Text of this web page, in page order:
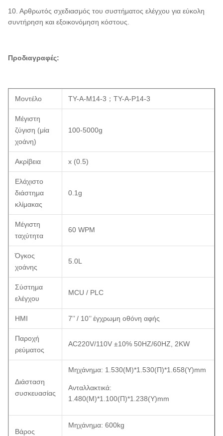
10. Αρθρωτός σχεδιασμός του συστήματος ελέγχου για εύκολη
συντήρηση και εξοικονόμηση κόστους.
Προδιαγραφές:
Μοντέλο TY-A-M14-3；TY-A-P14-3
Μέγιστη
ζύγιση (μία
χοάνη)
100-5000g
Ακρίβεια x (0.5)
Ελάχιστο
διάστημα
κλίμακας
0.1g
Μέγιστη
ταχύτητα
60 WPM
Όγκος
χοάνης
5.0L
Σύστημα
ελέγχου
MCU / PLC
HMI 7’’ / 10’’ έγχρωμη οθόνη αφής
Παροχή
ρεύματος
AC220V/110V ±10% 50HZ/60HZ, 2KW
Διάσταση
συσκευασίας
Μηχάνημα: 1.530(Μ)*1.530(Π)*1.658(Υ)mm
Ανταλλακτικά:
1.480(Μ)*1.100(Π)*1.238(Υ)mm
Βάρος
Μηχάνημα: 600kg